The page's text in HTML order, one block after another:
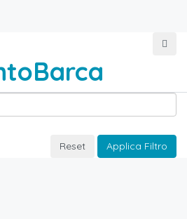
Reset
Applica Filtro